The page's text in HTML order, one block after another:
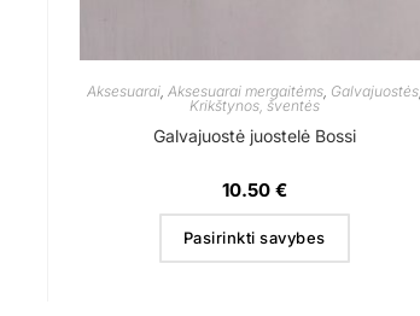
Aksesuarai, Aksesuarai mergaitėms, Galvajuostės,
Krikštynos, šventės
Galvajuostė juostelė Bossi
10.50 €
Pasirinkti savybes